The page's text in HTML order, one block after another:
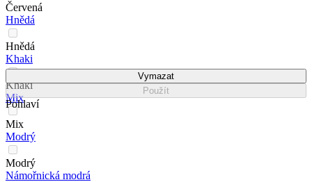
Červená
Hnědá
Hnědá
Khaki
Khaki
Mix
Mix
Modrý
Modrý
Námořnická modrá
Vymazat
Použít
Pohlaví